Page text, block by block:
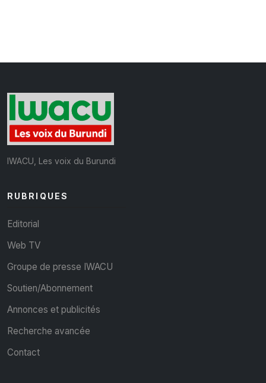
IWACU, Les voix du Burundi
RUBRIQUES
Editorial
Web TV
Groupe de presse IWACU
Soutien/Abonnement
Annonces et publicités
Recherche avancée
Contact